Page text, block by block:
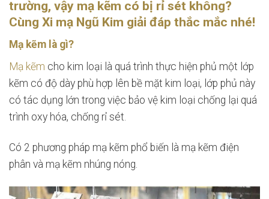
trường, vậy mạ kẽm có bị rỉ sét không?
Cùng Xi mạ Ngũ Kim giải đáp thắc mắc nhé!
Mạ kẽm là gì?
Mạ kẽm cho kim loại là quá trình thực hiện phủ một lớp
kẽm có độ dày phù hợp lên bề mặt kim loại, lớp phủ này
có tác dụng lớn trong việc bảo vệ kim loại chống lại quá
trình oxy hóa, chống rỉ sét.
Có 2 phương pháp mạ kẽm phổ biến là mạ kẽm điện
phân và mạ kẽm nhúng nóng.